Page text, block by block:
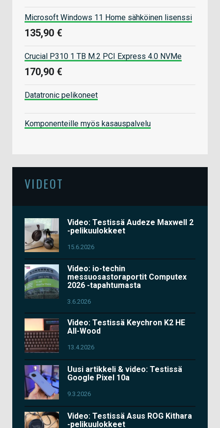
Microsoft Windows 11 Home sähköinen lisenssi
135,90 €
Crucial P310 1 TB M.2 PCI Express 4.0 NVMe
170,90 €
Datatronic pelikoneet
Komponenteille myös kasauspalvelu
VIDEOT
Video: Testissä Audeze Maxwell 2
-pelikuulokkeet
15.6.2026
Video: io-techin
messuosastoraportit Computex
2026 -tapahtumasta
3.6.2026
Video: Testissä Keychron K2 HE
All-Wood
13.4.2026
Uusi artikkeli & video: Testissä
Google Pixel 10a
9.3.2026
Video: Testissä Asus ROG Kithara
-pelikuulokkeet